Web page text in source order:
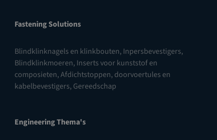
Fastening Solutions
Blindklinknagels en klinkbouten, Inpersbevestigers,
Blindklinkmoeren, Inserts voor kunststof en
composieten,Afdichtstoppen, doorvoertules en
kabelbevestigers, Gereedschap
Engineering Thema's